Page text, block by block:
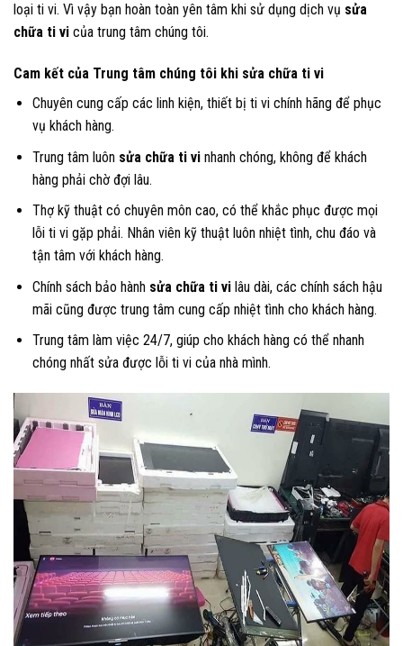
loại ti vi. Vì vậy bạn hoàn toàn yên tâm khi sử dụng dịch vụ sửa
chữa ti vi của trung tâm chúng tôi.
Cam kết của Trung tâm chúng tôi khi sửa chữa ti vi
Chuyên cung cấp các linh kiện, thiết bị ti vi chính hãng để phục
vụ khách hàng.
Trung tâm luôn sửa chữa ti vinhanh chóng, không để khách
hàng phải chờ đợi lâu.
Thợ kỹ thuật có chuyên môn cao, có thể khắc phục được mọi
lỗi ti vi gặp phải. Nhân viên kỹ thuật luôn nhiệt tình, chu đáo và
tận tâm với khách hàng.
Chính sách bảo hành sửa chữa ti vilâu dài, các chính sách hậu
mãi cũng được trung tâm cung cấp nhiệt tình cho khách hàng.
Trung tâm làm việc 24/7, giúp cho khách hàng có thể nhanh
chóng nhất sửa được lỗi ti vi của nhà mình.